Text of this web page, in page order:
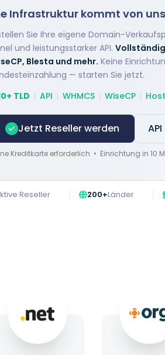
Infrastruktur kommt von
Sie Ihre eigene Domain-
und leistungsstarker API.
Blesta und mehr. Keine
— starten Sie jetzt.
TLD
API WHMCS WiseCP
Jetzt Reseller werden
Kreditkarte erforderlich • Einrichtung in 10
Reseller 200+Länder